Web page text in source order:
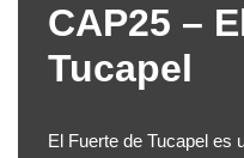
CAP25 –
Tucapel
El Fuerte de Tucapel es